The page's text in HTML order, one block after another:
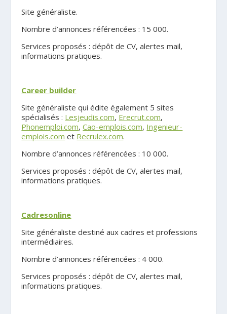
Site généraliste.
Nombre d’annonces référencées : 15 000.
Services proposés : dépôt de CV, alertes mail,
informations pratiques.
Career builder
Site généraliste qui édite également 5 sites
spécialisés : Lesjeudis.com, Erecrut.com,
Phonemploi.com,Cao-emplois.com, Ingenieur-
emplois.com et Recrulex.com.
Nombre d’annonces référencées : 10 000.
Services proposés : dépôt de CV, alertes mail,
informations pratiques.
Cadresonline
Site généraliste destiné aux cadres et professions
intermédiaires.
Nombre d’annonces référencées : 4 000.
Services proposés : dépôt de CV, alertes mail,
informations pratiques.